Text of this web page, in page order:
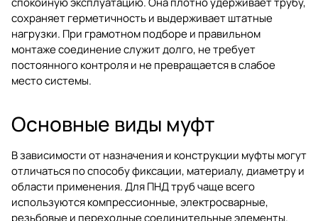
сохраняет герметичность и выдерживает штатные
нагрузки. При грамотном подборе и правильном
монтаже соединение служит долго, не требует
постоянного контроля и не превращается в слабое
место системы.
Основные виды муфт
В зависимости от назначения и конструкции муфты могут
отличаться по способу фиксации, материалу, диаметру и
области применения. Для ПНД труб чаще всего
используются компрессионные, электросварные,
резьбовые и переходные соединительные элементы.